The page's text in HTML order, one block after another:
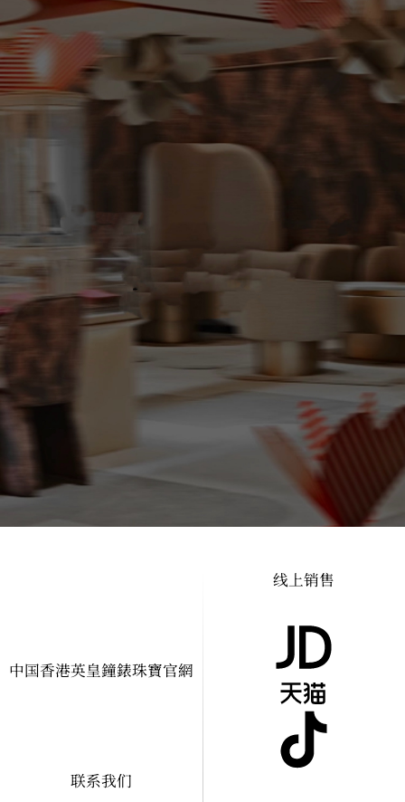
查看门店位置
中国香港英皇鐘錶珠寶官網
线上销售
联系我们